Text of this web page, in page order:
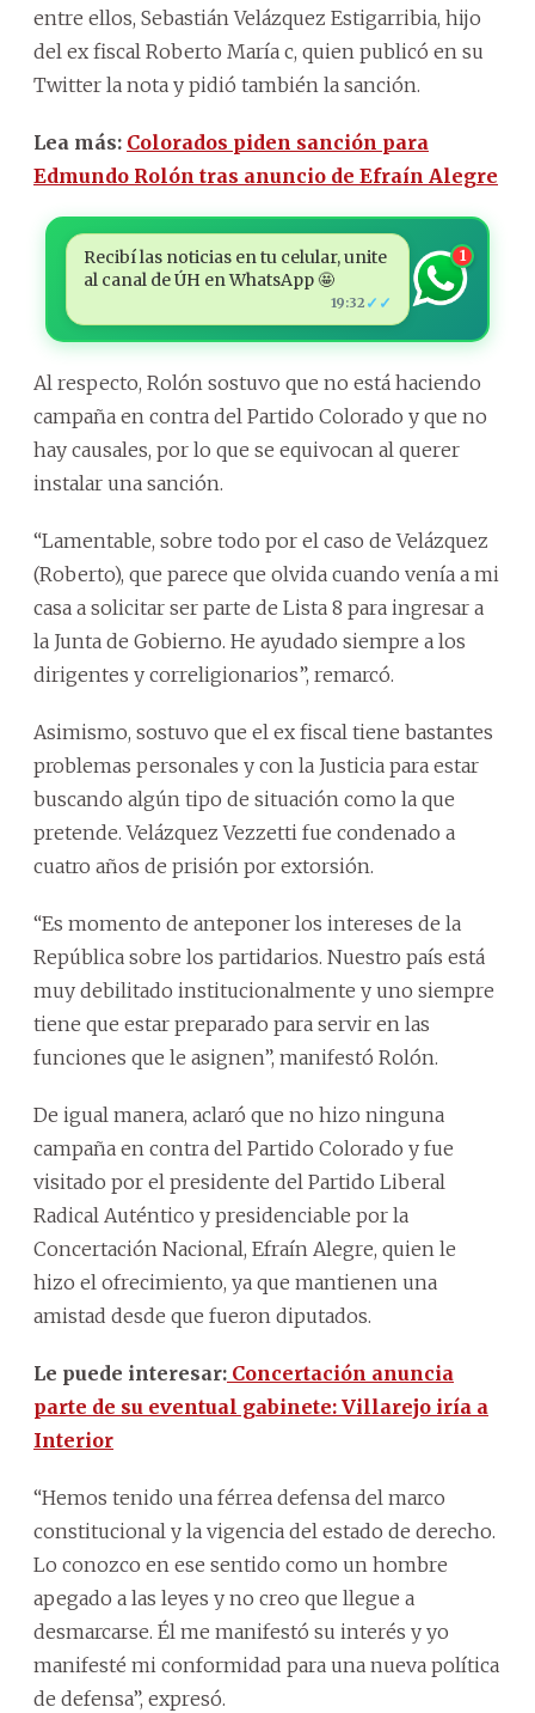
entre ellos, Sebastián Velázquez Estigarribia, hijo
del ex fiscal Roberto María c, quien publicó en su
Twitter la nota y pidió también la sanción.
Lea más: Colorados piden sanción para
Edmundo Rolón tras anuncio de Efraín Alegre
Recibí las noticias en tu celular, unite
al canal de ÚH en WhatsApp 🤩
19:32 ✓✓
1
Al respecto, Rolón sostuvo que no está haciendo
campaña en contra del Partido Colorado y que no
hay causales, por lo que se equivocan al querer
instalar una sanción.
“Lamentable, sobre todo por el caso de Velázquez
(Roberto), que parece que olvida cuando venía a mi
casa a solicitar ser parte de Lista 8 para ingresar a
la Junta de Gobierno. He ayudado siempre a los
dirigentes y correligionarios”, remarcó.
Asimismo, sostuvo que el ex fiscal tiene bastantes
problemas personales y con la Justicia para estar
buscando algún tipo de situación como la que
pretende. Velázquez Vezzetti fue condenado a
cuatro años de prisión por extorsión.
“Es momento de anteponer los intereses de la
República sobre los partidarios. Nuestro país está
muy debilitado institucionalmente y uno siempre
tiene que estar preparado para servir en las
funciones que le asignen”, manifestó Rolón.
De igual manera, aclaró que no hizo ninguna
campaña en contra del Partido Colorado y fue
visitado por el presidente del Partido Liberal
Radical Auténtico y presidenciable por la
Concertación Nacional, Efraín Alegre, quien le
hizo el ofrecimiento, ya que mantienen una
amistad desde que fueron diputados.
Le puede interesar: Concertación anuncia
parte de su eventual gabinete: Villarejo iría a
Interior
“Hemos tenido una férrea defensa del marco
constitucional y la vigencia del estado de derecho.
Lo conozco en ese sentido como un hombre
apegado a las leyes y no creo que llegue a
desmarcarse. Él me manifestó su interés y yo
manifesté mi conformidad para una nueva política
de defensa”, expresó.